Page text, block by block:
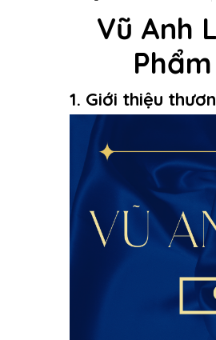
Vũ Anh
1. Giới thiệu